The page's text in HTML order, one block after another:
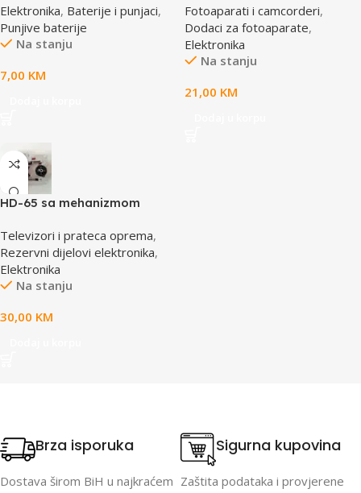
168267 MANHATTAN
Elektronika, Baterije i punjaci,
Punjive baterije
Na stanju
7,00 KM
case, E0412112
Fotoaparati i camcorderi,
Dodaci za fotoaparate,
Elektronika
Na stanju
21,00 KM
HD-65 sa mehanizmom
AE-HD65M
Televizori i prateca oprema,
Rezervni dijelovi elektronika,
Elektronika
Na stanju
30,00 KM
Brza isporuka
Dostava širom BiH u najkraćem
Sigurna kupovina
Zaštita podataka i provjerene